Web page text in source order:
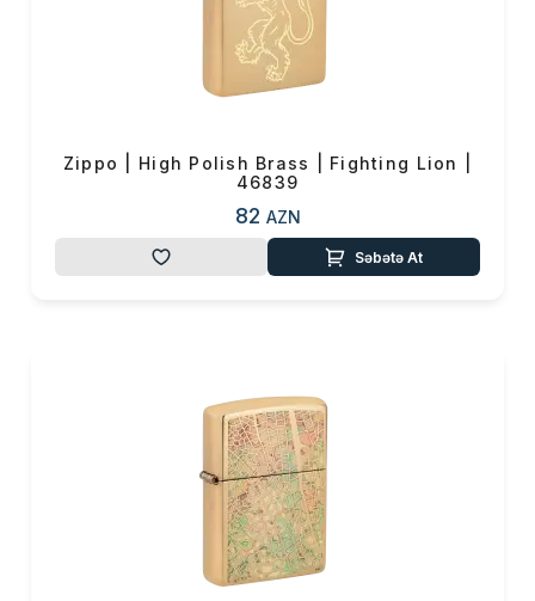
Zippo | High Polish Brass | Fighting Lion |
46839
82 AZN
Səbətə At